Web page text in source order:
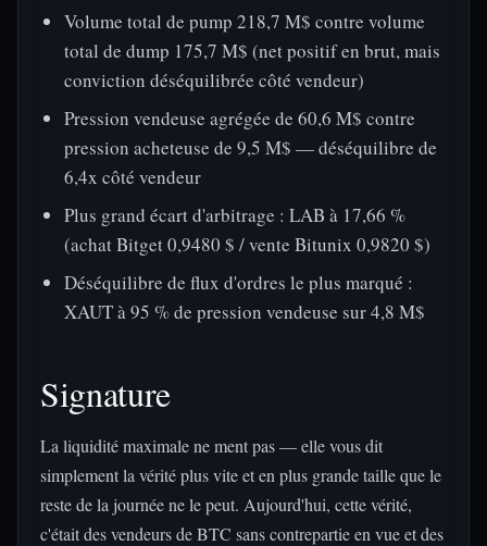
Volume total de pump 218,7 M$ contre volume
total de dump 175,7 M$ (net positif en brut, mais
conviction déséquilibrée côté vendeur)
Pression vendeuse agrégée de 60,6 M$ contre
pression acheteuse de 9,5 M$ — déséquilibre de
6,4x côté vendeur
Plus grand écart d'arbitrage : LAB à 17,66 %
(achat Bitget 0,9480 $ / vente Bitunix 0,9820 $)
Déséquilibre de flux d'ordres le plus marqué :
XAUT à 95 % de pression vendeuse sur 4,8 M$
Signature
La liquidité maximale ne ment pas — elle vous dit
simplement la vérité plus vite et en plus grande taille que le
reste de la journée ne le peut. Aujourd'hui, cette vérité,
c'était des vendeurs de BTC sans contrepartie en vue et des